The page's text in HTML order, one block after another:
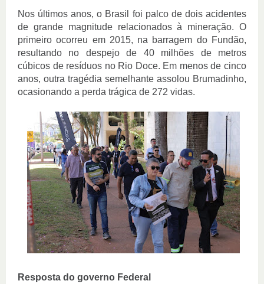
Nos últimos anos, o Brasil foi palco de dois acidentes
de grande magnitude relacionados à mineração. O
primeiro ocorreu em 2015, na barragem do Fundão,
resultando no despejo de 40 milhões de metros
cúbicos de resíduos no Rio Doce. Em menos de cinco
anos, outra tragédia semelhante assolou Brumadinho,
ocasionando a perda trágica de 272 vidas.
Resposta do governo Federal